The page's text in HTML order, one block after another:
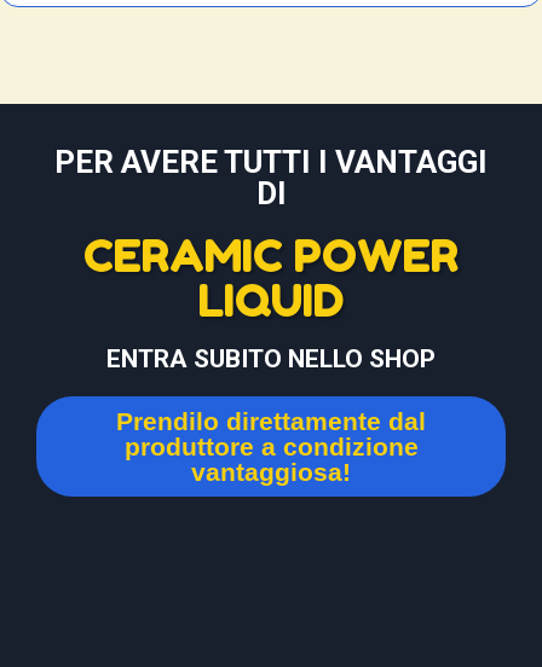
PER AVERE TUTTI I VANTAGGI
DI
CERAMIC POWER
LIQUID
ENTRA SUBITO NELLO SHOP
Prendilo direttamente dal
produttore a condizione
vantaggiosa!